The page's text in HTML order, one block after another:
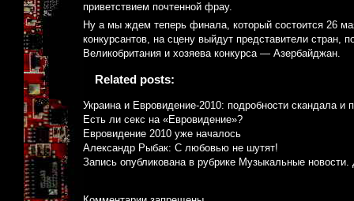
приветствием почтенной фрау.
Ну а мы ждем теперь финала, который состоится 26
конкурсантов, на сцену выйдут представители
Великобритания и хозяева конкурса — Азербайджан.
Related posts:
Украина и Евровидение-2010: подробности скандала
Есть ли секс на «Евровидение»?
Евровидение 2010 уже началось
Александр Рыбак: С любовью не шутят!
Запись опубликована в рубрике Музыкальные новости.